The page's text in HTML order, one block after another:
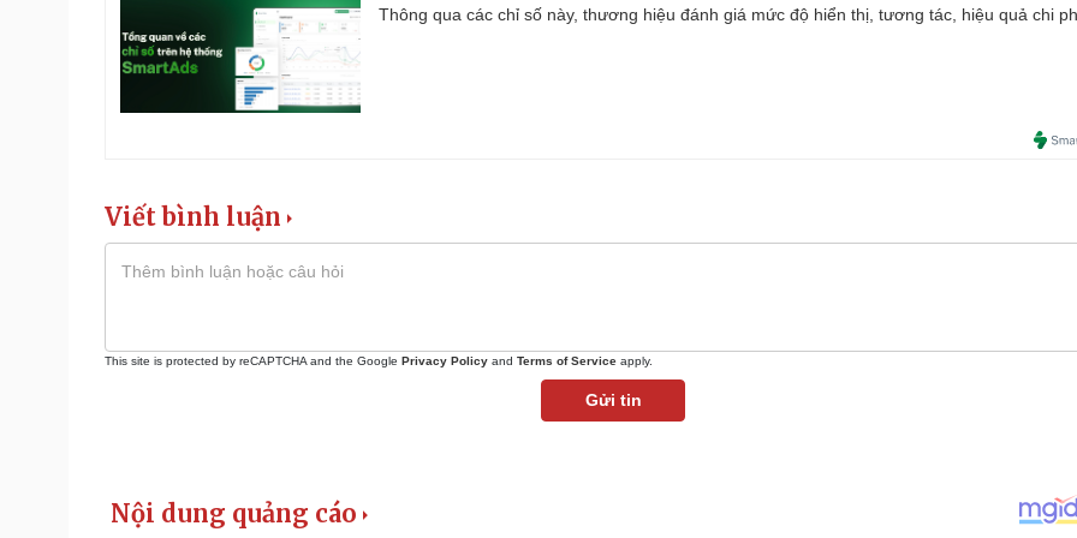
Thông qua các chỉ số này, thương hiệu đánh giá mức độ hiển thị, tương tác, hiệu quả chi
Viết bình luận
This site is protected by reCAPTCHA and the Google Privacy Policy and Terms of Service apply.
Gửi tin